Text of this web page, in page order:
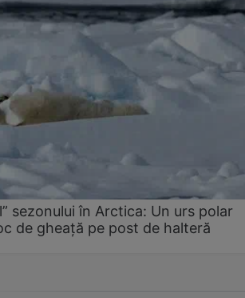
sezonului în Arctica: Un urs polar
de gheață pe post de halteră